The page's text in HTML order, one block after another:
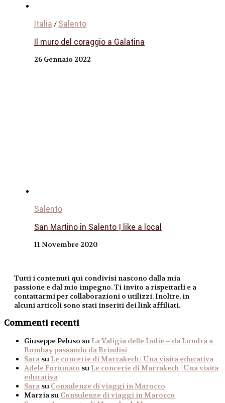
Italia / Salento
Il muro del coraggio a Galatina
26 Gennaio 2022
Salento
San Martino in Salento | like a local
11 Novembre 2020
Tutti i contenuti qui condivisi nascono dalla mia
passione e dal mio impegno. Ti invito a rispettarli e a
contattarmi per collaborazioni o utilizzi. Inoltre, in
alcuni articoli sono stati inseriti dei link affiliati.
Commenti recenti
Giuseppe Peluso suLa Valigia delle Indie – da Londra a
Bombay passando da Brindisi
Sara suLe concerie di Marrakech | Una visita educativa
Adele Fortunato suLe concerie di Marrakech | Una visita
educativa
Sara su Consulenze di viaggi in Marocco
Marzia su Consulenze di viaggi in Marocco